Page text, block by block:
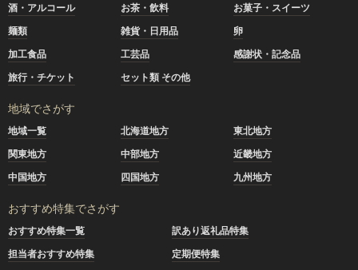
酒・アルコール
お茶・飲料
お菓子・スイーツ
麺類
雑貨・日用品
卵
加工食品
工芸品
感謝状・記念品
旅行・チケット
セット類 その他
地域でさがす
地域一覧 北海道地方
東北地方
関東地方
中部地方
近畿地方
中国地方
四国地方 九州地方
おすすめ特集でさがす
おすすめ特集一覧
訳あり返礼品特集
担当者おすすめ特集
定期便特集